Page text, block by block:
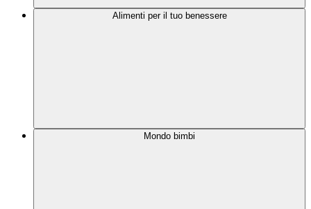
Alimenti per il tuo benessere
Mondo bimbi